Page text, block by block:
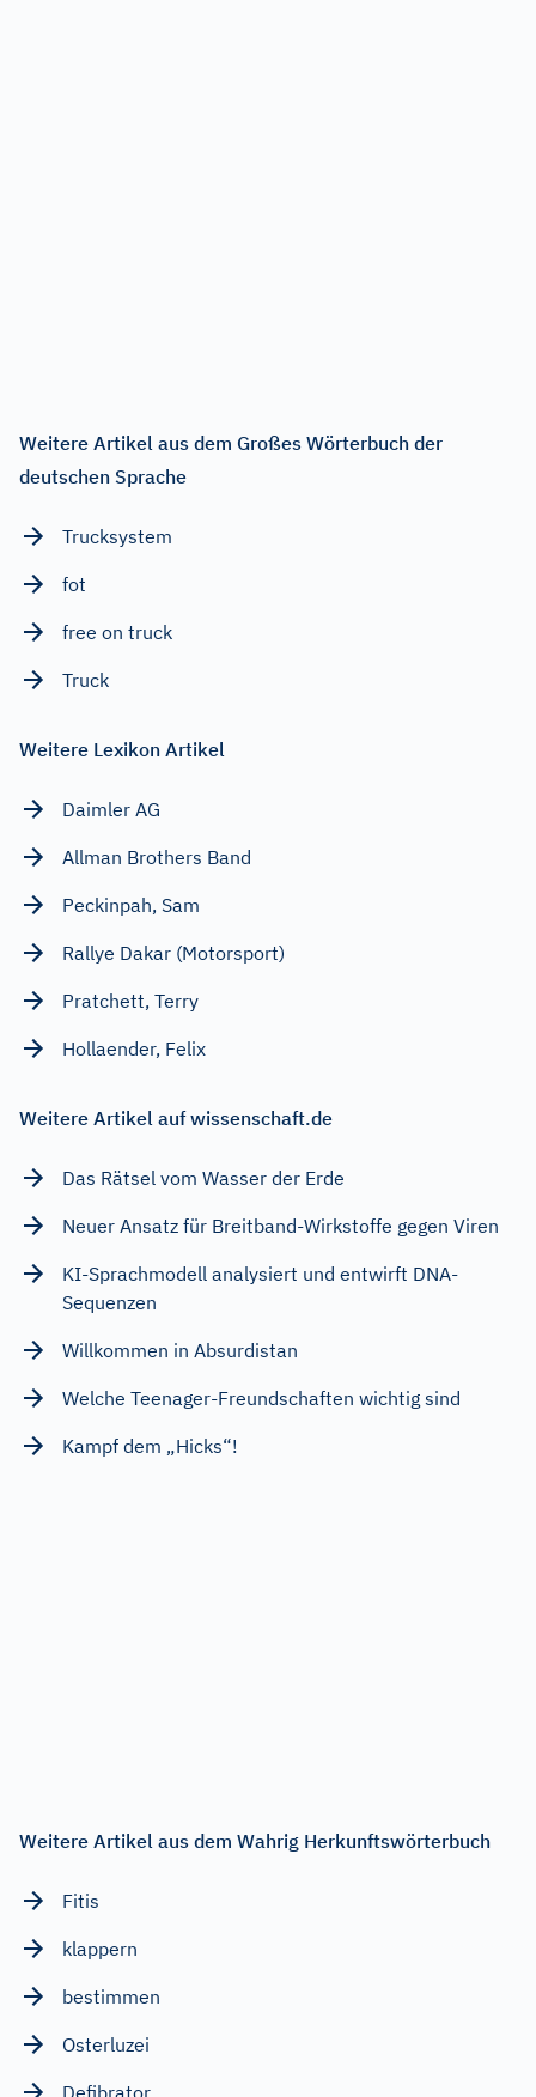
Weitere Artikel aus dem Großes Wörterbuch der
deutschen Sprache
Trucksystem
fot
free on truck
Truck
Weitere Lexikon Artikel
Daimler AG
Allman Brothers Band
Peckinpah, Sam
Rallye Dakar (Motorsport)
Pratchett, Terry
Hollaender, Felix
Weitere Artikel auf wissenschaft.de
Das Rätsel vom Wasser der Erde
Neuer Ansatz für Breitband-Wirkstoffe gegen Viren
KI-Sprachmodell analysiert und entwirft DNA-
Sequenzen
Willkommen in Absurdistan
Welche Teenager-Freundschaften wichtig sind
Kampf dem „Hicks“!
Weitere Artikel aus dem Wahrig Herkunftswörterbuch
Fitis
klappern
bestimmen
Osterluzei
Defibrator